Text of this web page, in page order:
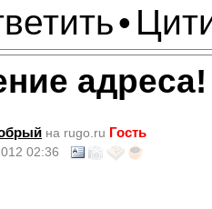
•
адреса!
на rugo.ru Гость
02:36